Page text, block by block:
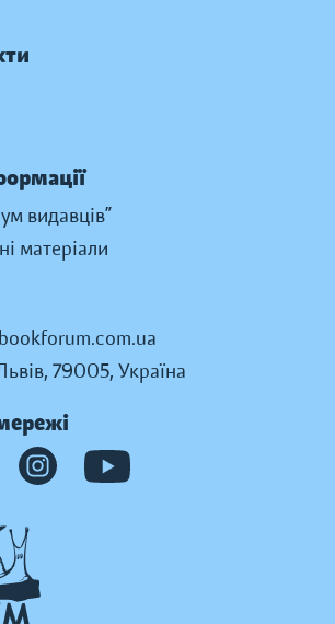
видавців”
матеріали
79005, Україна